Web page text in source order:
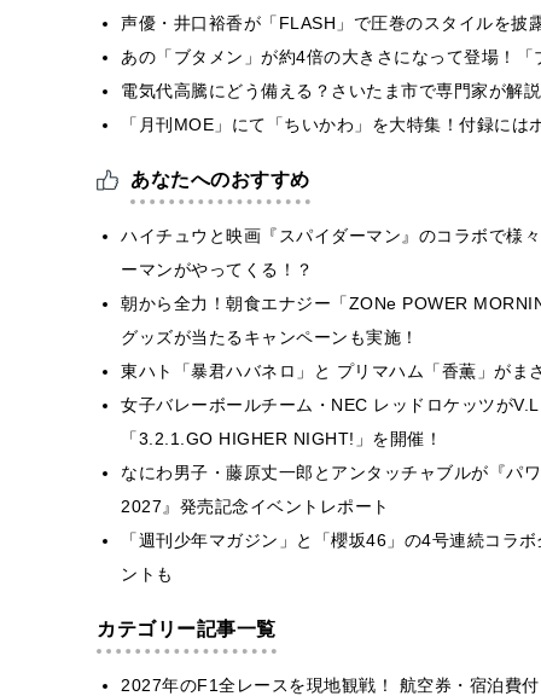
声優・井口裕香が「FLASH」で圧巻のスタイルを
あの「ブタメン」が約4倍の大きさになって登場！
電気代高騰にどう備える？さいたま市で専門家が解
「月刊MOE」にて「ちいかわ」を大特集！付録に
あなたへのおすすめ
ハイチュウと映画『スパイダーマン』のコラボで様
ーマンがやってくる！？
朝から全力！朝食エナジー「ZONe POWER
グッズが当たるキャンペーンも実施！
東ハト「暴君ハバネロ」と プリマハム「香薫」がま
女子バレーボールチーム・NEC レッドロケッツが
「3.2.1.GO HIGHER NIGHT!」を開催！
なにわ男子・藤原丈一郎とアンタッチャブルが『パ
2027』発売記念イベントレポート
「週刊少年マガジン」と「櫻坂46」の4号連続コラ
ントも
カテゴリー記事一覧
2027年のF1全レースを現地観戦！ 航空券・宿泊費